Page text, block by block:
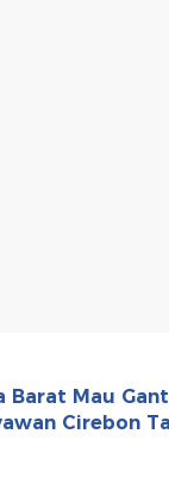
Barat Mau
Cirebon